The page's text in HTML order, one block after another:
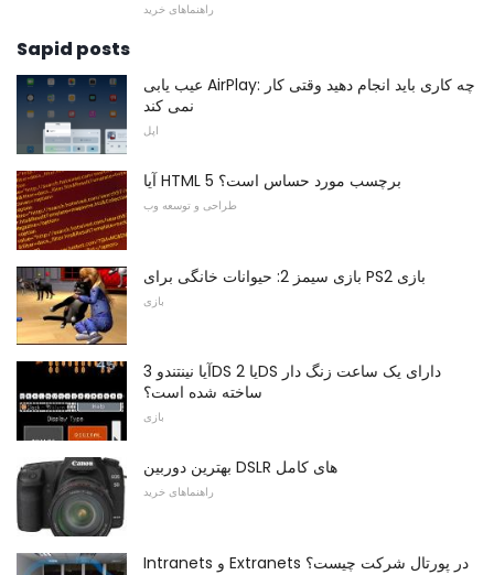
راهنماهای خرید
Sapid posts
عیب یابی AirPlay: چه کاری باید انجام دهید وقتی کار
نمی کند
اپل
آیا HTML 5 برچسب مورد حساس است؟
طراحی و توسعه وب
بازی سیمز 2: حیوانات خانگی برای PS2 بازی
بازی
آیا نینتندو 3DS یا 2DS دارای یک ساعت زنگ دار
ساخته شده است؟
بازی
بهترین دوربین DSLR های کامل
راهنماهای خرید
Intranets و Extranets در پورتال شرکت چیست؟